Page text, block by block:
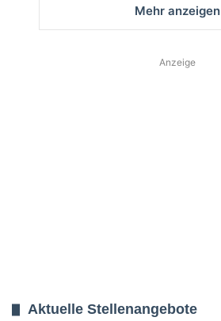
Mehr anzeigen
Anzeige
Aktuelle Stellenangebote